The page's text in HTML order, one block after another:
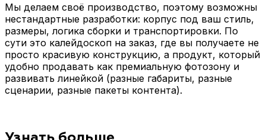
Мы делаем своё производство, поэтому возможны
нестандартные разработки: корпус под ваш стиль,
размеры, логика сборки и транспортировки. По
сути это калейдоскоп на заказ, где вы получаете не
просто красивую конструкцию, а продукт, который
удобно продавать как премиальную фотозону и
развивать линейкой (разные габариты, разные
сценарии, разные пакеты контента).